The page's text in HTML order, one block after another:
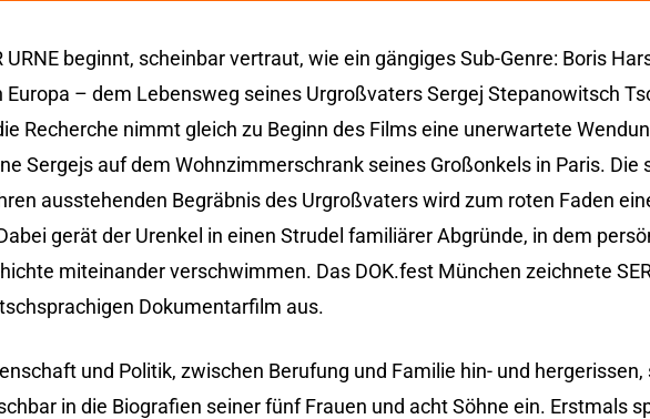
URNE beginnt, scheinbar vertraut, wie ein gängiges Sub-Genre: Boris
Europa – dem Lebensweg seines Urgroßvaters Sergej Stepanowitsch
Recherche nimmt gleich zu Beginn des Films eine unerwartete
Sergejs auf dem Wohnzimmerschrank seines Großonkels in Paris. Die
ausstehenden Begräbnis des Urgroßvaters wird zum roten Faden
gerät der Urenkel in einen Strudel familiärer Abgründe, in dem
miteinander verschwimmen. Das DOK.fest München zeichnete
Dokumentarfilm aus.
und Politik, zwischen Berufung und Familie hin- und hergerissen,
in die Biografien seiner fünf Frauen und acht Söhne ein. Erstmals